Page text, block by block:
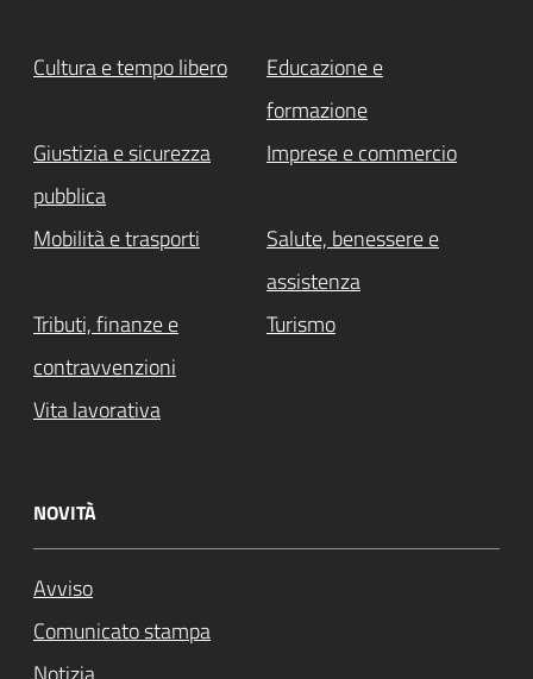
Cultura e tempo libero
Educazione e
formazione
Giustizia e sicurezza
pubblica
Imprese e commercio
Mobilità e trasporti
Salute, benessere e
assistenza
Tributi, finanze e
contravvenzioni
Turismo
Vita lavorativa
NOVITÀ
Avviso
Comunicato stampa